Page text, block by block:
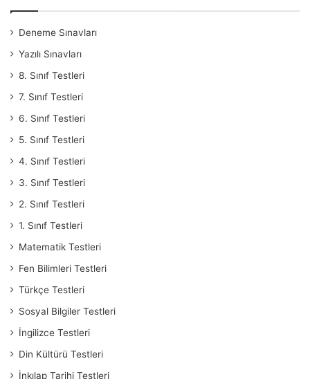
Deneme Sınavları
Yazılı Sınavları
8. Sınıf Testleri
7. Sınıf Testleri
6. Sınıf Testleri
5. Sınıf Testleri
4. Sınıf Testleri
3. Sınıf Testleri
2. Sınıf Testleri
1. Sınıf Testleri
Matematik Testleri
Fen Bilimleri Testleri
Türkçe Testleri
Sosyal Bilgiler Testleri
İngilizce Testleri
Din Kültürü Testleri
İnkılap Tarihi Testleri